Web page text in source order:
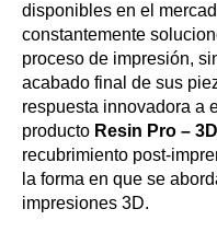
disponibles en el
constantemente
proceso de impresión,
acabado final de sus
respuesta innovadora a
producto Resin Pro –
recubrimiento post-
la forma en que se
impresiones 3D.